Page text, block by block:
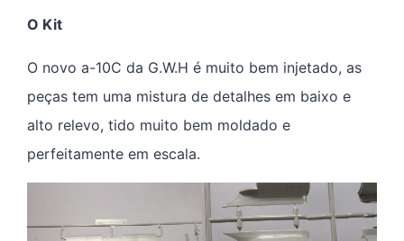
O Kit
O novo a-10C da G.W.H é muito bem injetado, as
peças tem uma mistura de detalhes em baixo e
alto relevo, tido muito bem moldado e
perfeitamente em escala.